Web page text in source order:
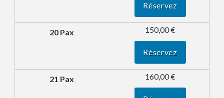
Réservez
150,00 €
Réservez
160,00 €